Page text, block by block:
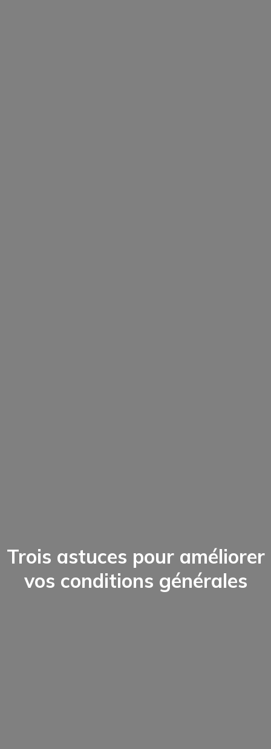
Trois astuces pour améliorer
vos conditions générales